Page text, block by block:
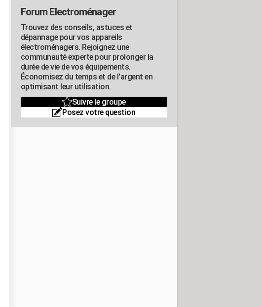
Forum Electroménager
Trouvez des conseils, astuces et
dépannage pour vos appareils
électroménagers. Rejoignez une
communauté experte pour prolonger la
durée de vie de vos équipements.
Économisez du temps et de l'argent en
optimisant leur utilisation.
Suivre le groupe
Posez votre question